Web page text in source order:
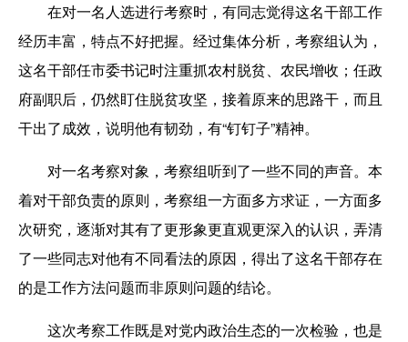
在对一名人选进行考察时，有同志觉得这名干部工作
经历丰富，特点不好把握。经过集体分析，考察组认为，
这名干部任市委书记时注重抓农村脱贫、农民增收；任政
府副职后，仍然盯住脱贫攻坚，接着原来的思路干，而且
干出了成效，说明他有韧劲，有“钉钉子”精神。
对一名考察对象，考察组听到了一些不同的声音。本
着对干部负责的原则，考察组一方面多方求证，一方面多
次研究，逐渐对其有了更形象更直观更深入的认识，弄清
了一些同志对他有不同看法的原因，得出了这名干部存在
的是工作方法问题而非原则问题的结论。
这次考察工作既是对党内政治生态的一次检验，也是